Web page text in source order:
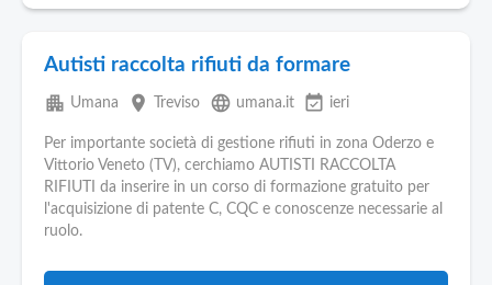
Autisti raccolta rifiuti da formare
apartment Umana place Treviso language umana.it event_available ieri
Per importante società di gestione rifiuti in zona Oderzo e
Vittorio Veneto (TV), cerchiamo AUTISTI RACCOLTA
RIFIUTI da inserire in un corso di formazione gratuito per
l'acquisizione di patente C, CQC e conoscenze necessarie al
ruolo.